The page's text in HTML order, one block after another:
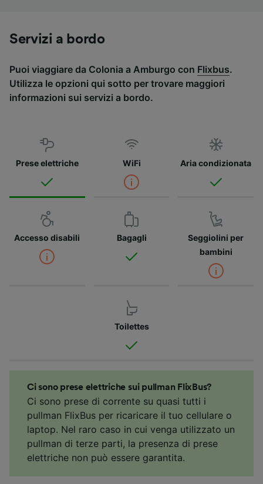
Servizi a bordo
Puoi viaggiare da Colonia a Amburgo con Flixbus.
Utilizza le opzioni qui sotto per trovare maggiori
informazioni sui servizi a bordo.
Prese elettriche WiFi Aria condizionata
Accesso disabili Bagagli
Seggiolini per
bambini
Toilettes
Ci sono prese elettriche sui pullman FlixBus?
Ci sono prese di corrente su quasi tutti i
pullman FlixBus per ricaricare il tuo cellulare o
laptop. Nel raro caso in cui venga utilizzato un
pullman di terze parti, la presenza di prese
elettriche non può essere garantita.